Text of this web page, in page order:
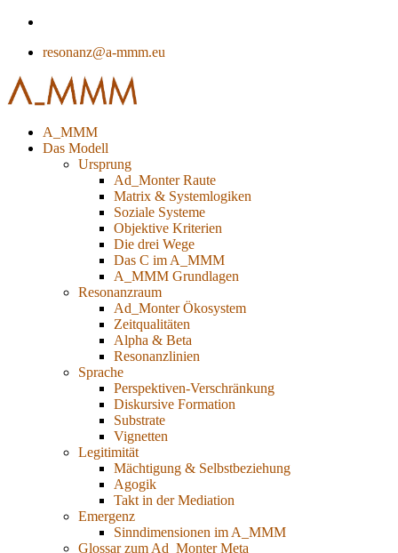
resonanz@a-mmm.eu
A_MMM
Das Modell
Ursprung
Ad_Monter Raute
Matrix & Systemlogiken
Soziale Systeme
Objektive Kriterien
Die drei Wege
Das C im A_MMM
A_MMM Grundlagen
Resonanzraum
Ad_Monter Ökosystem
Zeitqualitäten
Alpha & Beta
Resonanzlinien
Sprache
Perspektiven-Verschränkung
Diskursive Formation
Substrate
Vignetten
Legitimität
Mächtigung & Selbstbeziehung
Agogik
Takt in der Mediation
Emergenz
Sinndimensionen im A_MMM
Glossar zum Ad_Monter Meta